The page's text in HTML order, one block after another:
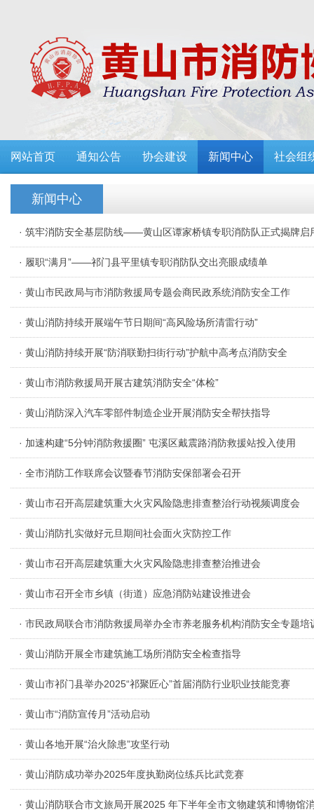
网站首页 通知公告 协会建设 新闻中心 社会组
新闻中心
· 筑牢消防安全基层防线——黄山区谭家桥镇专职消防队正式揭牌启
· 履职“满月”——祁门县平里镇专职消防队交出亮眼成绩单
· 黄山市民政局与市消防救援局专题会商民政系统消防安全工作
· 黄山消防持续开展端午节日期间“高风险场所清雷行动”
· 黄山消防持续开展“防消联勤扫街行动”护航中高考点消防安全
· 黄山市消防救援局开展古建筑消防安全“体检”
· 黄山消防深入汽车零部件制造企业开展消防安全帮扶指导
· 加速构建“5分钟消防救援圈” 屯溪区戴震路消防救援站投入使用
· 全市消防工作联席会议暨春节消防安保部署会召开
· 黄山市召开高层建筑重大火灾风险隐患排查整治行动视频调度会
· 黄山消防扎实做好元旦期间社会面火灾防控工作
· 黄山市召开高层建筑重大火灾风险隐患排查整治推进会
· 黄山市召开全市乡镇（街道）应急消防站建设推进会
· 市民政局联合市消防救援局举办全市养老服务机构消防安全专题培
· 黄山消防开展全市建筑施工场所消防安全检查指导
· 黄山市祁门县举办2025“祁聚匠心”首届消防行业职业技能竞赛
· 黄山市“消防宣传月”活动启动
· 黄山各地开展“治火除患”攻坚行动
· 黄山消防成功举办2025年度执勤岗位练兵比武竞赛
· 黄山消防联合市文旅局开展2025 年下半年全市文物建筑和博物馆